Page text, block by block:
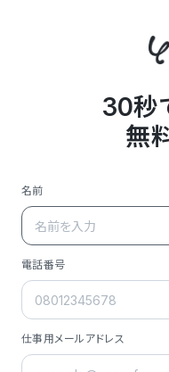
30秒
無
名前
電話番号
仕事用メールアドレス